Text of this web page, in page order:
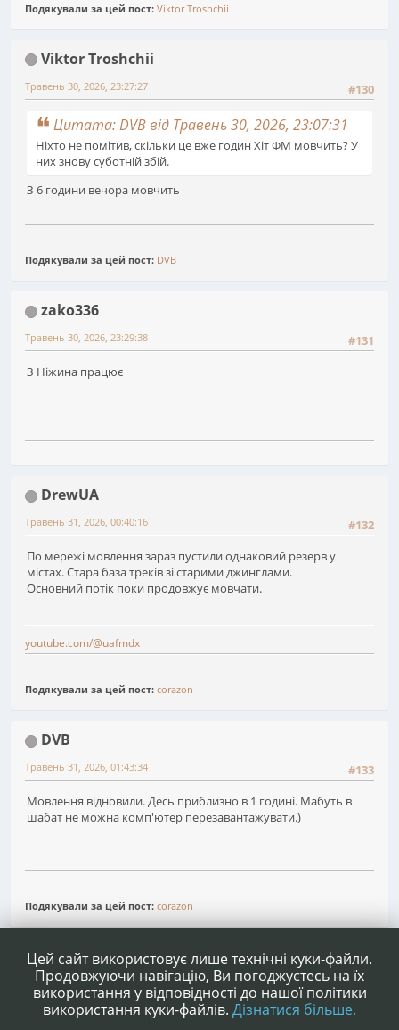
Подякували за цей пост: Viktor Troshchii
Viktor Troshchii
#130
Травень 30, 2026, 23:27:27
Цитата: DVB від Травень 30, 2026, 23:07:31
Ніхто не помітив, скільки це вже годин Хіт ФМ мовчить? У
них знову суботній збій.
З 6 години вечора мовчить
Подякували за цей пост: DVB
zako336
#131
Травень 30, 2026, 23:29:38
З Ніжина працює
DrewUA
#132
Травень 31, 2026, 00:40:16
По мережі мовлення зараз пустили однаковий резерв у
містах. Стара база треків зі старими джинглами.
Основний потік поки продовжує мовчати.
youtube.com/@uafmdx
Подякували за цей пост: corazon
DVB
#133
Травень 31, 2026, 01:43:34
Мовлення відновили. Десь приблизно в 1 годині. Мабуть в
шабат не можна комп'ютер перезавантажувати.)
Подякували за цей пост: corazon
Цей сайт використовує лише технічні куки-файли.
Продовжуючи навігацію, Ви погоджуєтесь на їх
використання у відповідності до нашої політики
використання куки-файлів. Дізнатися більше.